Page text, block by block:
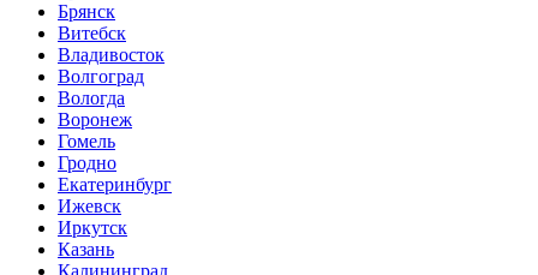
Брянск
Витебск
Владивосток
Волгоград
Вологда
Воронеж
Гомель
Гродно
Екатеринбург
Ижевск
Иркутск
Казань